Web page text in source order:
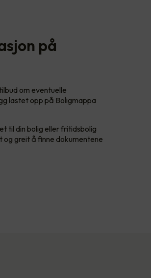
på
om eventuelle
lastet opp på Boligmappa
til din bolig eller fritidsbolig
og greit å finne dokumentene